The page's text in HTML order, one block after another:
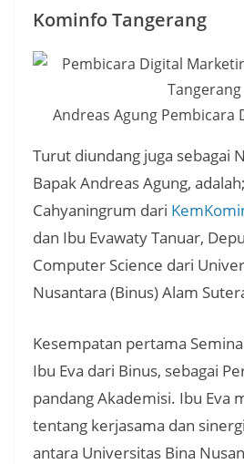
Kominfo Tangerang
Andreas Agung Pembicara
Turut diundang juga sebagai
Bapak Andreas Agung,
Cahyaningrum dari
dan Ibu Evawaty Tanuar,
Computer Science dari
Nusantara (Binus) Alam
Kesempatan pertama
Ibu Eva dari Binus, sebagai
pandang Akademisi. Ibu Eva
tentang kerjasama dan
antara Universitas Bina